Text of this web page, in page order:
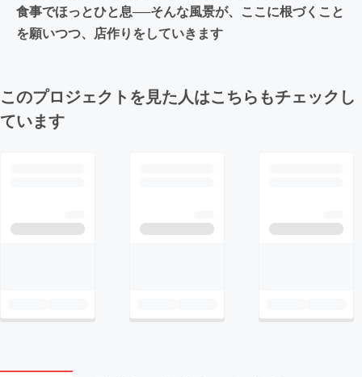
食事でほっとひと息──そんな風景が、ここに根づくこと
を願いつつ、店作りをしていきます
このプロジェクトを見た人はこちらもチェックし
ています